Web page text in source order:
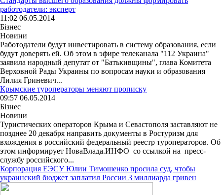
работодатели: эксперт
11:02 06.05.2014
Бізнес
Новини
Работодатели будут инвестировать в систему образования, если
будут доверять ей. Об этом в эфире телеканала "112 Украина"
заявила народный депутат от "Батькивщины", глава Комитета
Верховной Рады Украины по вопросам науки и образования
Лилия Гриневич...
Крымские туроператоры меняют прописку
09:57 06.05.2014
Бізнес
Новини
Туристических операторов Крыма и Севастополя заставляют не
позднее 20 декабря направить документы в Ростуризм для
вхождения в российский федеральный реестр туроператоров. Об
этом информирует НоваВлада.ИНФО со ссылкой на пресс-
службу российского...
Корпорация ЕЭСУ Юлии Тимошенко просила суд, чтобы
украинский бюджет заплатил России 3 миллиарда гривен